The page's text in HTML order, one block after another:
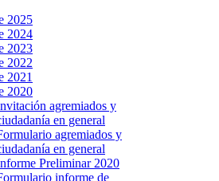
2025
2024
2023
2022
2021
2020
agremiados y
en general
agremiados y
en general
Preliminar 2020
informe de